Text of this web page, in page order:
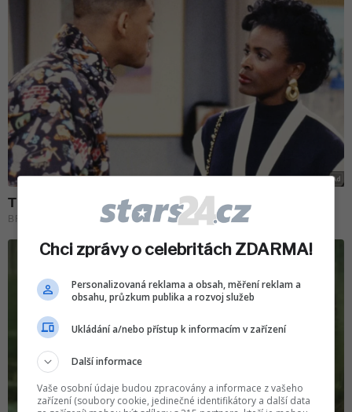
Chci zprávy o celebritách ZDARMA!
Personalizovaná reklama a obsah, měření reklam a
obsahu, průzkum publika a rozvoj služeb
Ukládání a/nebo přístup k informacím v zařízení
Další informace
Vaše osobní údaje budou zpracovány a informace z vašeho
zařízení (soubory cookie, jedinečné identifikátory a další data